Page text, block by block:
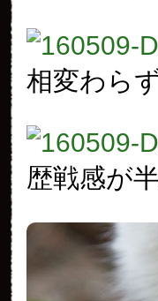
相変わら
歴戦感が